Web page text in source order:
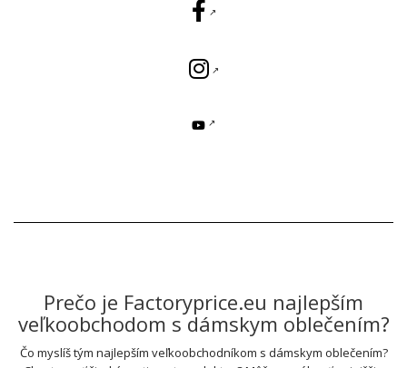
Prečo je Factoryprice.eu najlepším
veľkoobchodom s dámskym oblečením?
Čo myslíš tým najlepším veľkoobchodníkom s dámskym oblečením?